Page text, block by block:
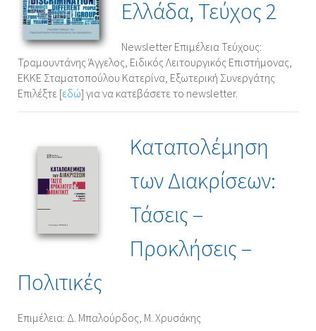
Ελλάδα, Τεύχος 2
Newsletter Επιμέλεια Τεύχους:
Τραμουντάνης Άγγελος, Ειδικός Λειτουργικός Επιστήμονας,
ΕΚΚΕ Σταματοπούλου Κατερίνα, Εξωτερική Συνεργάτης
Επιλέξτε [εδώ] για να κατεβάσετε το newsletter.
Καταπολέμηση
των Διακρίσεων:
Τάσεις –
Προκλήσεις –
Πολιτικές
Επιμέλεια: Δ. Μπαλούρδος, Μ. Χρυσάκης